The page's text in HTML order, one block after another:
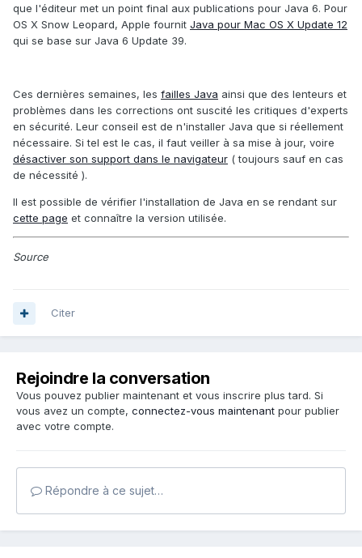
que l'éditeur met un point final aux publications pour Java 6. Pour
OS X Snow Leopard, Apple fournit Java pour Mac OS X Update 12
qui se base sur Java 6 Update 39.
Ces dernières semaines, les failles Java ainsi que des lenteurs et
problèmes dans les corrections ont suscité les critiques d'experts
en sécurité. Leur conseil est de n'installer Java que si réellement
nécessaire. Si tel est le cas, il faut veiller à sa mise à jour, voire
désactiver son support dans le navigateur ( toujours sauf en cas
de nécessité ).
Il est possible de vérifier l'installation de Java en se rendant sur
cette page et connaître la version utilisée.
Source
Citer
Rejoindre la conversation
Vous pouvez publier maintenant et vous inscrire plus tard. Si
vous avez un compte, connectez-vous maintenant pour publier
avec votre compte.
Répondre à ce sujet…